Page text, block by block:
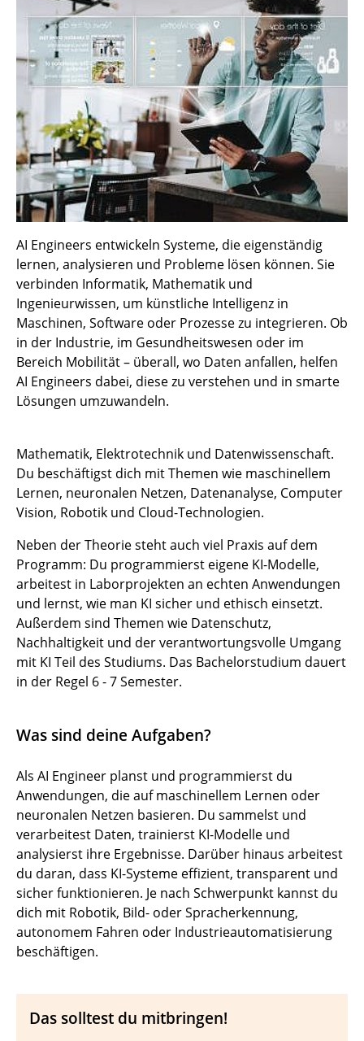
AI Engineers entwickeln Systeme, die eigenständig
lernen, analysieren und Probleme lösen können. Sie
verbinden Informatik, Mathematik und
Ingenieurwissen, um künstliche Intelligenz in
Maschinen, Software oder Prozesse zu integrieren. Ob
in der Industrie, im Gesundheitswesen oder im
Bereich Mobilität – überall, wo Daten anfallen, helfen
AI Engineers dabei, diese zu verstehen und in smarte
Lösungen umzuwandeln.
Mathematik, Elektrotechnik und Datenwissenschaft.
Du beschäftigst dich mit Themen wie maschinellem
Lernen, neuronalen Netzen, Datenanalyse, Computer
Vision, Robotik und Cloud-Technologien.
Neben der Theorie steht auch viel Praxis auf dem
Programm: Du programmierst eigene KI-Modelle,
arbeitest in Laborprojekten an echten Anwendungen
und lernst, wie man KI sicher und ethisch einsetzt.
Außerdem sind Themen wie Datenschutz,
Nachhaltigkeit und der verantwortungsvolle Umgang
mit KI Teil des Studiums. Das Bachelorstudium dauert
in der Regel 6 - 7 Semester.
Was sind deine Aufgaben?
Als AI Engineer planst und programmierst du
Anwendungen, die auf maschinellem Lernen oder
neuronalen Netzen basieren. Du sammelst und
verarbeitest Daten, trainierst KI-Modelle und
analysierst ihre Ergebnisse. Darüber hinaus arbeitest
du daran, dass KI-Systeme effizient, transparent und
sicher funktionieren. Je nach Schwerpunkt kannst du
dich mit Robotik, Bild- oder Spracherkennung,
autonomem Fahren oder Industrieautomatisierung
beschäftigen.
Das solltest du mitbringen!